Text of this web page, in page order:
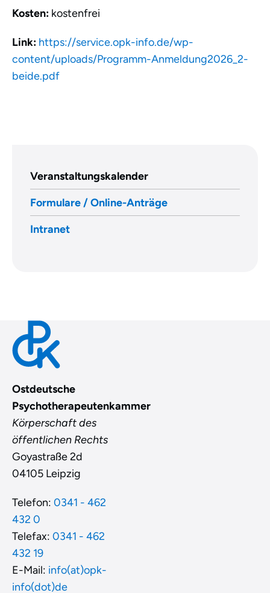
Kosten: kostenfrei
Link: https://service.opk-info.de/wp-
content/uploads/Programm-Anmeldung2026_2-
beide.pdf
Veranstaltungskalender
Formulare / Online-Anträge
Intranet
Ostdeutsche
Psychotherapeutenkammer
Körperschaft des
öffentlichen Rechts
Goyastraße 2d
04105 Leipzig
Telefon: 0341 - 462
432 0
Telefax: 0341 - 462
432 19
E-Mail: info(at)opk-
info(dot)de